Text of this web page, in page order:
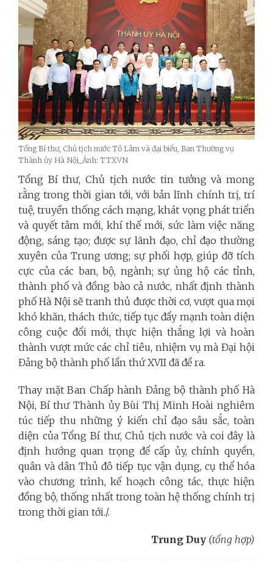
Tổng Bí thư, Chủ tịch nước Tô Lâm và đại biểu, Ban Thường vụ
Thành ủy Hà Nội_Ảnh: TTXVN
Tổng Bí thư, Chủ tịch nước tin tưởng và mong
rằng trong thời gian tới, với bản lĩnh chính trị, trí
tuệ, truyền thống cách mạng, khát vọng phát triển
và quyết tâm mới, khí thế mới, sức làm việc năng
động, sáng tạo; được sự lãnh đạo, chỉ đạo thường
xuyên của Trung ương; sự phối hợp, giúp đỡ tích
cực của các ban, bộ, ngành; sự ủng hộ các tỉnh,
thành phố và đồng bào cả nước, nhất định thành
phố Hà Nội sẽ tranh thủ được thời cơ, vượt qua mọi
khó khăn, thách thức, tiếp tục đẩy mạnh toàn diện
công cuộc đổi mới, thực hiện thắng lợi và hoàn
thành vượt mức các chỉ tiêu, nhiệm vụ mà Đại hội
Đảng bộ thành phố lần thứ XVII đã đề ra.
Thay mặt Ban Chấp hành Đảng bộ thành phố Hà
Nội, Bí thư Thành ủy Bùi Thị Minh Hoài nghiêm
túc tiếp thu những ý kiến chỉ đạo sâu sắc, toàn
diện của Tổng Bí thư, Chủ tịch nước và coi đây là
định hướng quan trọng để cấp ủy, chính quyền,
quân và dân Thủ đô tiếp tục vận dụng, cụ thể hóa
vào chương trình, kế hoạch công tác, thực hiện
đồng bộ, thống nhất trong toàn hệ thống chính trị
trong thời gian tới./.
Trung Duy (tổng hợp)